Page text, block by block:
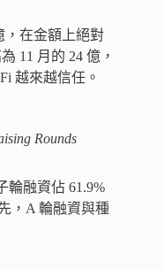
，在金額上絕對
11 月的 24 億，
越來越信任。
Rounds
輪融資佔 61.9%
，A 輪融資與種